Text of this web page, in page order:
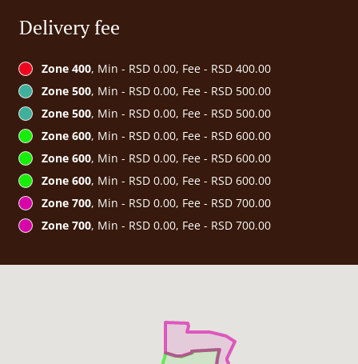
Delivery fee
Zone 400, Min - RSD 0.00, Fee - RSD 400.00
Zone 500, Min - RSD 0.00, Fee - RSD 500.00
Zone 500, Min - RSD 0.00, Fee - RSD 500.00
Zone 600, Min - RSD 0.00, Fee - RSD 600.00
Zone 600, Min - RSD 0.00, Fee - RSD 600.00
Zone 600, Min - RSD 0.00, Fee - RSD 600.00
Zone 700, Min - RSD 0.00, Fee - RSD 700.00
Zone 700, Min - RSD 0.00, Fee - RSD 700.00